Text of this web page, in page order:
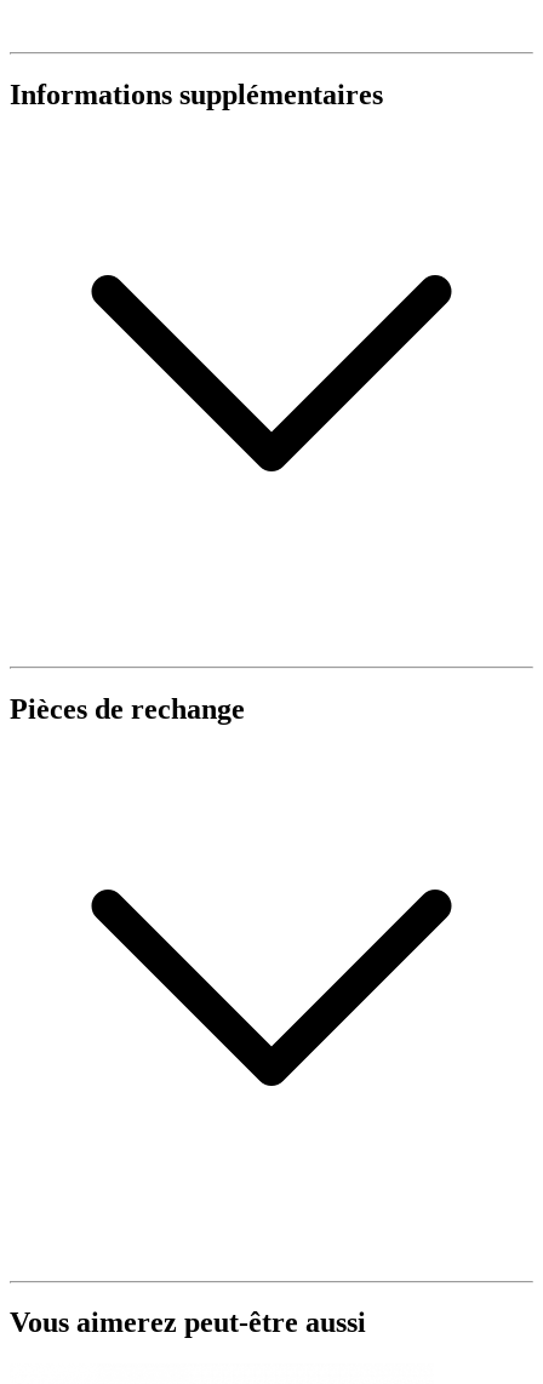
Informations supplémentaires
Pièces de rechange
Vous aimerez peut-être aussi